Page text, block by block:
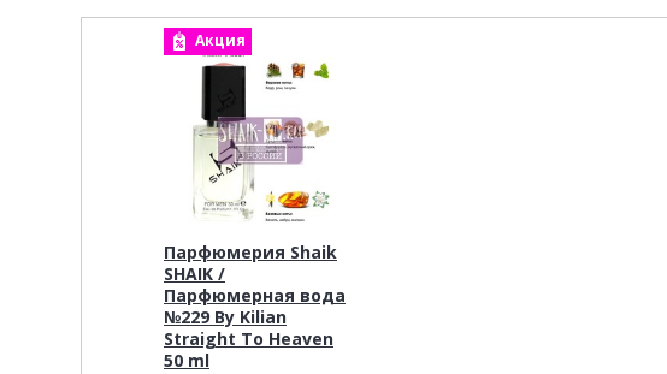
Акция
Парфюмерия Shaik
SHAIK /
Парфюмерная вода
№229 By Kilian
Straight To Heaven
50 ml